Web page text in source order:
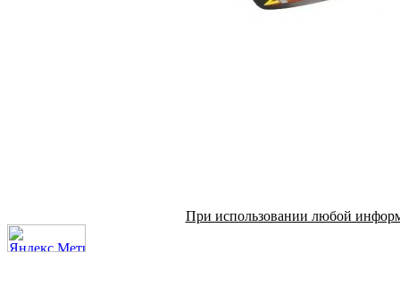
При использовании любой